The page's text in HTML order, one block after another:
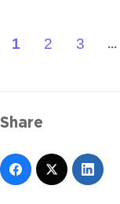
1 2 3 ...
Share